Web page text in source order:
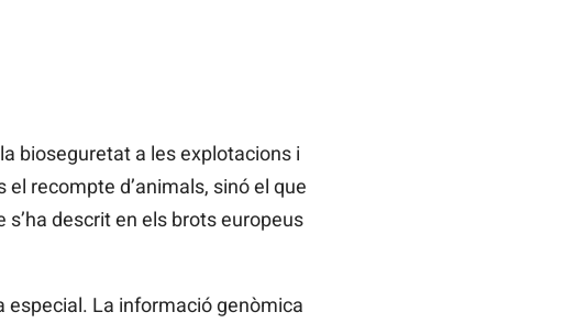
bioseguretat a les explotacions i
recompte d’animals, sinó el que
descrit en els brots europeus
especial. La informació genòmica